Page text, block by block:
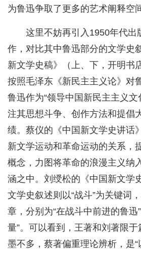
为鲁迅争取了更多的艺术阐释空
这里不妨再引入1950年代出
作，对比其中鲁迅部分的文学史
新文学史稿》（上、下，开明书
按照毛泽东《新民主主义论》对
鲁迅作为“领导中国新民主主义文
注其思想斗争、创作方法和提倡
绩。蔡仪的《中国新文学史讲话
新文学运动和革命运动的关系，
概念，力图将革命的浪漫主义纳
涵之中。刘绶松的《中国新文学
文学史叙述则以“战斗”为关键词
章，分别为“在战斗中前进的鲁迅
量”。可以看到，王著和刘著限
墨不多，蔡著偏重理论辨析，是“